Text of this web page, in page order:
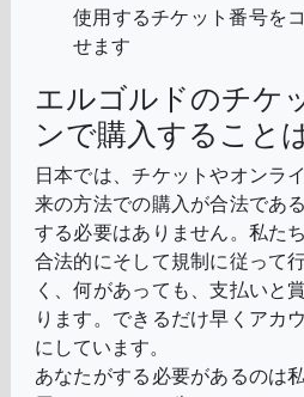
使用するチケット番号を
せます
エルゴルドのチケ
ンで購入すること
日本では、チケットやオンラ
来の方法での購入が合法であ
する必要はありません。私た
合法的にそして規制に従って
く、何があっても、支払いと
ります。できるだけ早くアカ
にしています。
あなたがする必要があるのは